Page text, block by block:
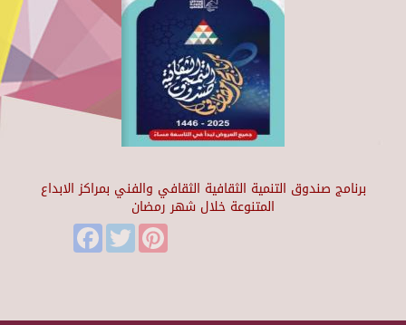
برنامج صندوق التنمية الثقافية الثقافي والفني بمراكز الابداع
المتنوعة خلال شهر رمضان
FacebookTwitter